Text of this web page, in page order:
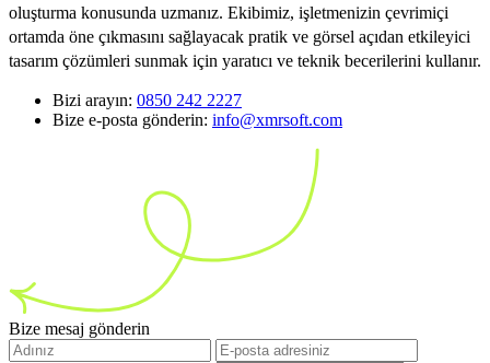
oluşturma konusunda uzmanız. Ekibimiz, işletmenizin çevrimiçi
ortamda öne çıkmasını sağlayacak pratik ve görsel açıdan etkileyici
tasarım çözümleri sunmak için yaratıcı ve teknik becerilerini kullanır.
Bizi arayın: 0850 242 2227
Bize e-posta gönderin: info@xmrsoft.com
Bize mesaj gönderin